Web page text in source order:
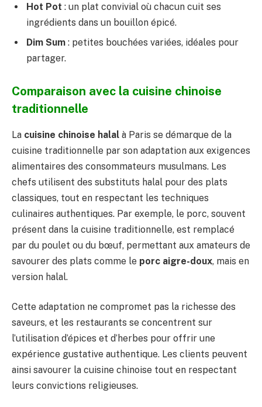
Hot Pot : un plat convivial où chacun cuit ses
ingrédients dans un bouillon épicé.
Dim Sum : petites bouchées variées, idéales pour
partager.
Comparaison avec la cuisine chinoise
traditionnelle
La cuisine chinoise halal à Paris se démarque de la
cuisine traditionnelle par son adaptation aux exigences
alimentaires des consommateurs musulmans. Les
chefs utilisent des substituts halal pour des plats
classiques, tout en respectant les techniques
culinaires authentiques. Par exemple, le porc, souvent
présent dans la cuisine traditionnelle, est remplacé
par du poulet ou du bœuf, permettant aux amateurs de
savourer des plats comme le porc aigre-doux, mais en
version halal.
Cette adaptation ne compromet pas la richesse des
saveurs, et les restaurants se concentrent sur
l’utilisation d’épices et d’herbes pour offrir une
expérience gustative authentique. Les clients peuvent
ainsi savourer la cuisine chinoise tout en respectant
leurs convictions religieuses.